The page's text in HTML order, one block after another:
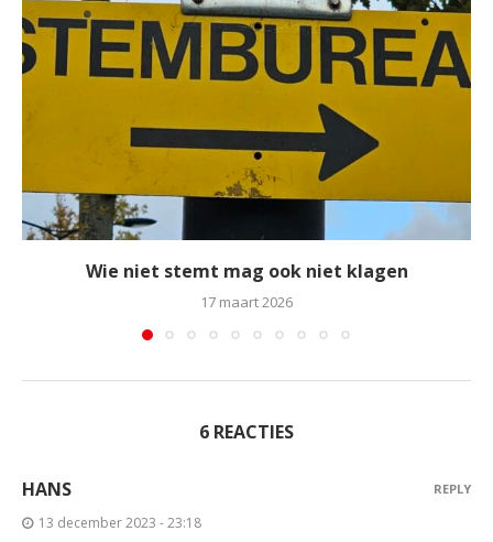
Wie niet stemt mag ook niet klagen
17 maart 2026
6 REACTIES
HANS
13 december 2023 - 23:18
REPLY